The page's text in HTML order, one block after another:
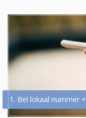
1. Bel lokaal nummer +